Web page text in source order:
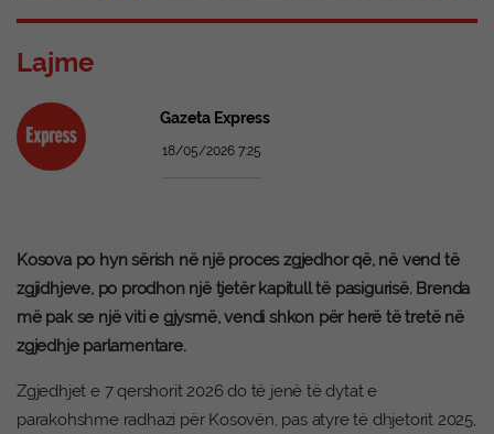
Lajme
Gazeta Express
18/05/2026 7:25
Kosova po hyn sërish në një proces zgjedhor që, në vend të
zgjidhjeve, po prodhon një tjetër kapitull të pasigurisë. Brenda
më pak se një viti e gjysmë, vendi shkon për herë të tretë në
zgjedhje parlamentare.
Zgjedhjet e 7 qershorit 2026 do të jenë të dytat e
parakohshme radhazi për Kosovën, pas atyre të dhjetorit 2025,